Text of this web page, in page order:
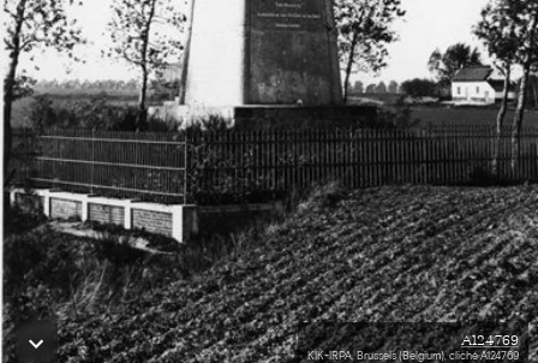
A124769
KIK-IRPA, Brussels (Belgium), cliché A124769